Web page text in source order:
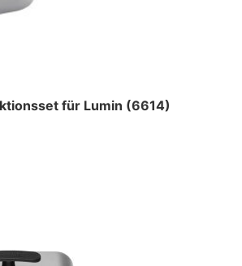
für Lumin (6614)